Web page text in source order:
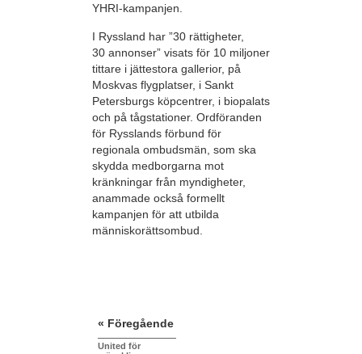
YHRI-kampanjen.
I Ryssland har ”30 rättigheter,
30 annonser” visats för 10 miljoner
tittare i jättestora gallerior, på
Moskvas flygplatser, i Sankt
Petersburgs köpcentrer, i biopalats
och på tågstationer. Ordföranden
för Rysslands förbund för
regionala ombudsmän, som ska
skydda medborgarna mot
kränkningar från myndigheter,
anammade också formellt
kampanjen för att utbilda
människorättsombud.
« Föregående
United för